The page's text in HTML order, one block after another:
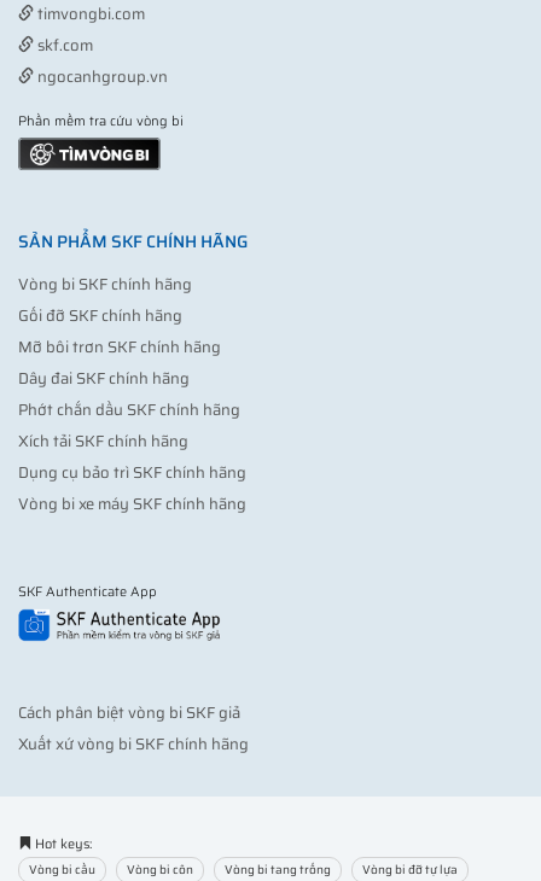
timvongbi.com
skf.com
ngocanhgroup.vn
Phần mềm tra cứu vòng bi
SẢN PHẨM SKF CHÍNH HÃNG
Vòng bi SKF chính hãng
Gối đỡ SKF chính hãng
Mỡ bôi trơn SKF chính hãng
Dây đai SKF chính hãng
Phớt chắn dầu SKF chính hãng
Xích tải SKF chính hãng
Dụng cụ bảo trì SKF chính hãng
Vòng bi xe máy SKF chính hãng
SKF Authenticate App
Cách phân biệt vòng bi SKF giả
Xuất xứ vòng bi SKF chính hãng
Hot keys:
Vòng bi cầu Vòng bi côn Vòng bi tang trống
Vòng bi đỡ tự lựa